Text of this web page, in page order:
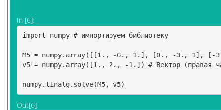
In [6]:
import numpy # импортируем библиотеку
M5 = numpy. array([[1. , -6. , 1. ], [0. , -3. , 1], [ -3
v5 = numpy. array([1. , 2. , -1. ]) # Вектор (правая
numpy. linalg. solve(M5, v5)
Out[6]: